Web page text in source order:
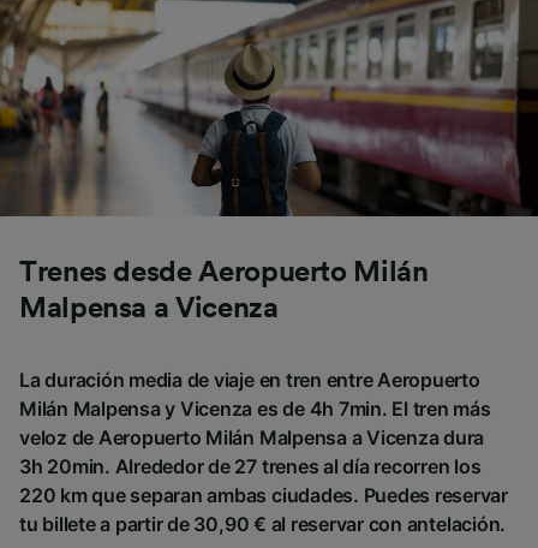
Trenes desde Aeropuerto Milán
Malpensa a Vicenza
La duración media de viaje en tren entre Aeropuerto
Milán Malpensa y Vicenza es de 4h 7min. El tren más
veloz de Aeropuerto Milán Malpensa a Vicenza dura
3h 20min. Alrededor de 27 trenes al día recorren los
220 km que separan ambas ciudades. Puedes reservar
tu billete a partir de 30,90 € al reservar con antelación.